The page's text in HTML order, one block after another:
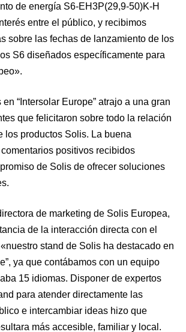
de energía S6-EH3P(29,9-50)K-H
entre el público, y recibimos
sobre las fechas de lanzamiento de los
S6 diseñados específicamente para
“Intersolar Europe” atrajo a una gran
que felicitaron sobre todo la relación
los productos Solis. La buena
positivos recibidos
de Solis de ofrecer soluciones
de marketing de Solis Europea,
de la interacción directa con el
stand de Solis ha destacado en
ya que contábamos con un equipo
15 idiomas. Disponer de expertos
para atender directamente las
e intercambiar ideas hizo que
más accesible, familiar y local.